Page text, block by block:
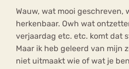
Wauw, wat mooi geschreven,
herkenbaar. Owh wat
verjaardag etc. etc. komt dat
Maar ik heb geleerd van mijn
niet uitmaakt wie of wat je